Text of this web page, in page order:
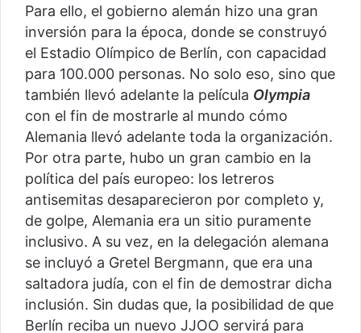
Para ello, el gobierno alemán hizo una gran
inversión para la época, donde se construyó
el Estadio Olímpico de Berlín, con capacidad
para 100.000 personas. No solo eso, sino que
también llevó adelante la película Olympia
con el fin de mostrarle al mundo cómo
Alemania llevó adelante toda la organización.
Por otra parte, hubo un gran cambio en la
política del país europeo: los letreros
antisemitas desaparecieron por completo y,
de golpe, Alemania era un sitio puramente
inclusivo. A su vez, en la delegación alemana
se incluyó a Gretel Bergmann, que era una
saltadora judía, con el fin de demostrar dicha
inclusión. Sin dudas que, la posibilidad de que
Berlín reciba un nuevo JJOO servirá para